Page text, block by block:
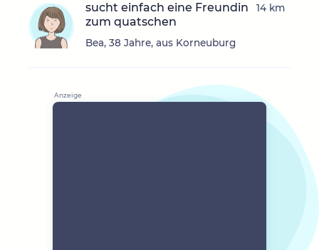
sucht einfach eine Freundin
zum quatschen
Bea, 38 Jahre, aus Korneuburg
14 km